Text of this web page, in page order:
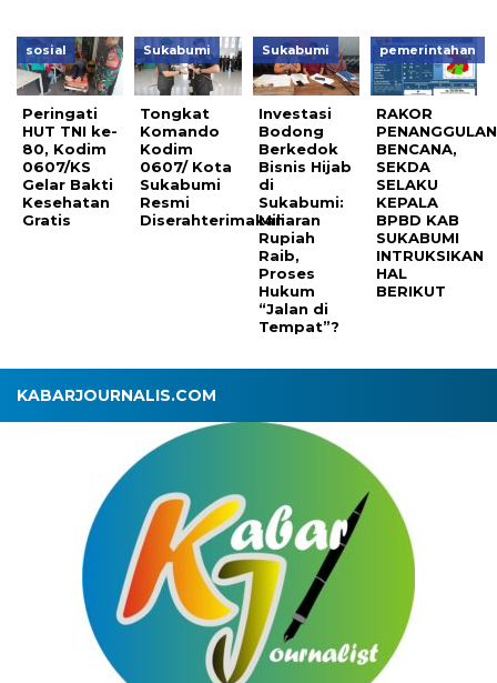
sosial
Peringati
HUT TNI ke-
80, Kodim
0607/KS
Gelar Bakti
Kesehatan
Gratis
Sukabumi
Tongkat
Komando
Kodim
0607/ Kota
Sukabumi
Resmi
Diserahterimakan
Sukabumi
Investasi
Bodong
Berkedok
Bisnis Hijab
di
Sukabumi:
Miliaran
Rupiah
Raib,
Proses
Hukum
“Jalan di
Tempat”?
pemerintahan
RAKOR
BENCANA,
SEKDA
SELAKU
KEPALA
BPBD KAB
SUKABUMI
INTRUKSIKAN
HAL
BERIKUT
KABARJOURNALIS.COM